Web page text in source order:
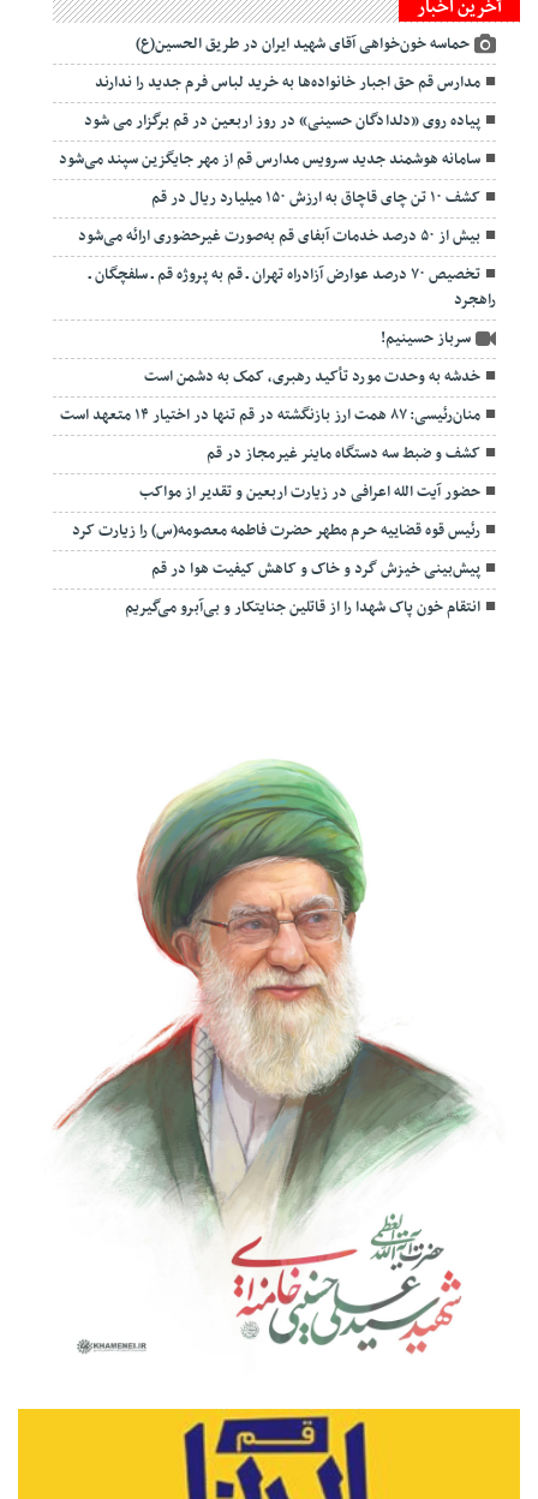
آخرین اخبار
حماسه خون‌خواهی آقای شهید ایران در طریق الحسین(ع)
مدارس قم حق اجبار خانواده‌ها به خرید لباس فرم جدید را ندارند
پیاده روی «دلدادگان حسینی» در روز اربعین در قم برگزار می شود
سامانه هوشمند جدید سرویس مدارس قم از مهر جایگزین سپند می‌شود
کشف ۱۰ تن چای قاچاق به ارزش ۱۵۰ میلیارد ریال در قم
بیش از ۵۰ درصد خدمات آبفای قم به‌صورت غیرحضوری ارائه می‌شود
تخصیص ۷۰ درصد عوارض آزادراه تهران ـ قم به پروژه قم ـ سلفچگان ـ
راهجرد
سرباز حسینیم!
خدشه به وحدت مورد تأکید رهبری، کمک به دشمن است
منان‌رئیسی: ۸۷ همت ارز بازنگشته در قم تنها در اختیار ۱۴ متعهد است
کشف و ضبط سه دستگاه ماینر غیرمجاز در قم
حضور آیت الله اعرافی در زیارت اربعین و تقدیر از مواکب
رئیس قوه قضاییه حرم مطهر حضرت فاطمه معصومه(س) را زیارت کرد
پیش‌بینی خیزش گرد و خاک و کاهش کیفیت هوا در قم
انتقام خون پاک شهدا را از قاتلین جنایتکار و بی‌آبرو می‌گیریم